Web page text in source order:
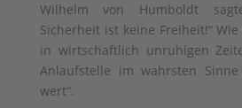
Wilhelm von Humboldt
Sicherheit ist keine Freiheit!“
in wirtschaftlich unruhigen
Anlaufstelle im wahrsten Sinne
wert“.